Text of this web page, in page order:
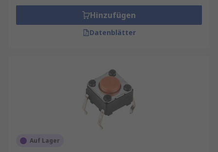
Hinzufügen
Datenblätter
Auf Lager